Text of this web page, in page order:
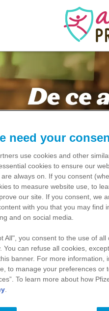
afecțiuni respiratorii și se
sau prin contactul cu suprafețe
născuți și copii
need your
use cookies and other
cookies to ensure our
always on. If you consent
to measure website use, to
our site. If you consent, we
with you that you may find
and on social media.
All", you consent to the use of
You can refuse all cookies,
banner. For more information,
to manage your preferences or
To learn more about how